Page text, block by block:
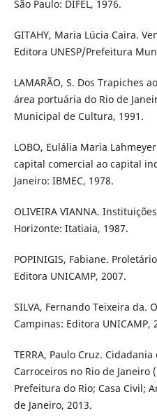
São Paulo: DIFEL, 1976.
GITAHY, Maria Lúcia Caira.
Editora UNESP/Prefeitura
LAMARÃO, S. Dos Trapiches
área portuária do Rio de
Municipal de Cultura, 1991.
LOBO, Eulália Maria
capital comercial ao capital
Janeiro: IBMEC, 1978.
OLIVEIRA VIANNA.
Horizonte: Itatiaia, 1987.
POPINIGIS, Fabiane.
Editora UNICAMP, 2007.
SILVA, Fernando Teixeira da.
Campinas: Editora UNICAMP,
TERRA, Paulo Cruz.
Carroceiros no Rio de Janeiro
Prefeitura do Rio; Casa Civil;
de Janeiro, 2013.